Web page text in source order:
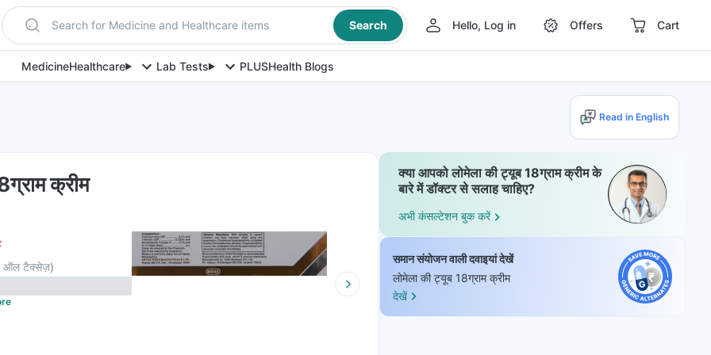
Search for Medicine and Healthcare items Search Hello, Log in Offers Cart
MedicineHealthcare Lab Tests PLUSHealth Blogs
Read in English
क्रीम
ऑल टैक्सेज़)
क्या आपको लोमेला की ट्यूब 18ग्राम क्रीम के
बारे में डॉक्टर से सलाह चाहिए?
अभी कंसल्टेशन बुक करें
समान संयोजन वाली दवाइयां देखें
लोमेला की ट्यूब 18ग्राम क्रीम
देखें